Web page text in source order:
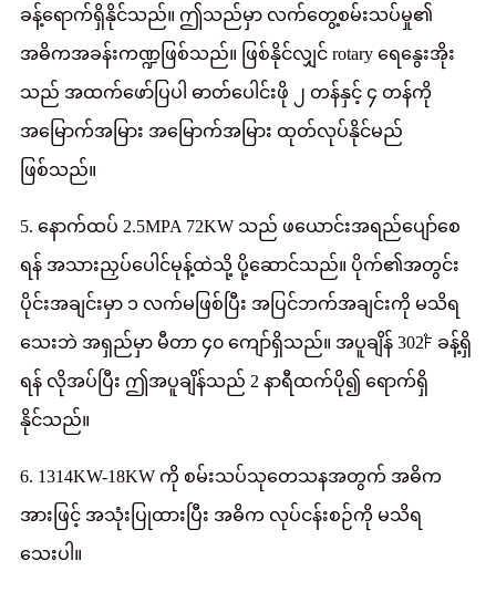
ခန့်ရောက်ရှိနိုင်သည်။ ဤသည်မှာ လက်တွေ့စမ်းသပ်မှု၏
အဓိကအခန်းကဏ္ဍဖြစ်သည်။ ဖြစ်နိုင်လျှင် rotary ရေနွေးအိုး
သည် အထက်ဖော်ပြပါ ဓာတ်ပေါင်းဖို ၂ တန်နှင့် ၄ တန်ကို
အမြောက်အမြား အမြောက်အမြား ထုတ်လုပ်နိုင်မည်
ဖြစ်သည်။
5. နောက်ထပ် 2.5MPA 72KW သည် ဖယောင်းအရည်ပျော်စေ
ရန် အသားညှပ်ပေါင်မုန့်ထဲသို့ ပို့ဆောင်သည်။ ပိုက်၏အတွင်း
ပိုင်းအချင်းမှာ ၁ လက်မဖြစ်ပြီး အပြင်ဘက်အချင်းကို မသိရ
သေးဘဲ အရှည်မှာ မီတာ ၄၀ ကျော်ရှိသည်။ အပူချိန် 302℉ ခန့်ရှိ
ရန် လိုအပ်ပြီး ဤအပူချိန်သည် 2 နာရီထက်ပို၍ ရောက်ရှိ
နိုင်သည်။
6. 1314KW-18KW ကို စမ်းသပ်သုတေသနအတွက် အဓိက
အားဖြင့် အသုံးပြုထားပြီး အဓိက လုပ်ငန်းစဉ်ကို မသိရ
သေးပါ။